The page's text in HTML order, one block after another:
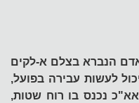
הנברא בצלם א-לקים
לעשות עבירה בפועל,
נכנס בו רוח שטות,